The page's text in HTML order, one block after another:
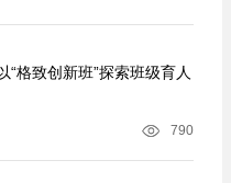
格致创新班”探索班级育人
790